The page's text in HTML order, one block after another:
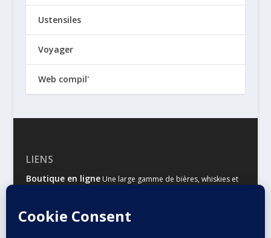
Ustensiles
Voyager
Web compil'
LIENS
Boutique en ligneUne large gamme de bières, whiskies et
Malts & HoublonsLe site d’information des amateurs de